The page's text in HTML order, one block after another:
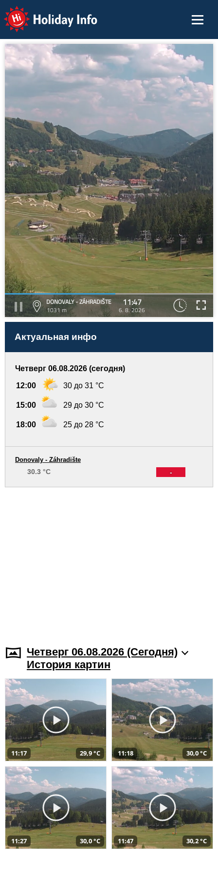
Holiday Info
DONOVALY - ZÁHRADIŠTE
1031 m
11:47
6. 8. 2026
Актуальная инфо
Четверг 06.08.2026 (сегодня)
12:00 30 до 31 °C
15:00 29 до 30 °C
18:00 25 до 28 °C
-
Donovaly - Záhradište
30.3 °C
Четверг 06.08.2026 (Cегодня)
История картин
11:17 29,9 °C 11:18 30,0 °C
11:27 30,0 °C 11:47 30,2 °C